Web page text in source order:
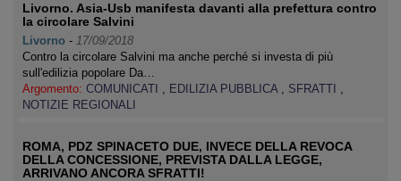
Livorno. Asia-Usb manifesta davanti alla prefettura contro
la circolare Salvini
Livorno - 17/09/2018
Contro la circolare Salvini ma anche perché si investa di più
sull'edilizia popolare Da…
Argomento: COMUNICATI , EDILIZIA PUBBLICA , SFRATTI ,
NOTIZIE REGIONALI
ROMA, PDZ SPINACETO DUE, INVECE DELLA REVOCA
DELLA CONCESSIONE, PREVISTA DALLA LEGGE,
ARRIVANO ANCORA SFRATTI!